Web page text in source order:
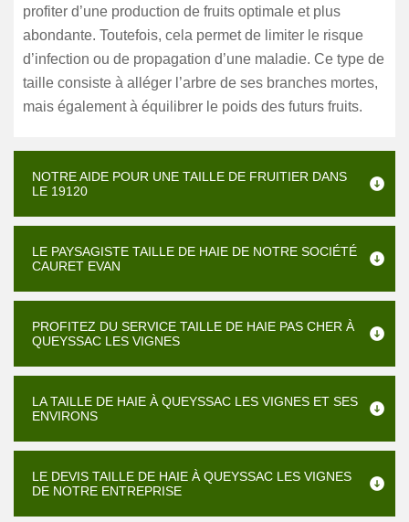
profiter d’une production de fruits optimale et plus
abondante. Toutefois, cela permet de limiter le risque
d’infection ou de propagation d’une maladie. Ce type de
taille consiste à alléger l’arbre de ses branches mortes,
mais également à équilibrer le poids des futurs fruits.
NOTRE AIDE POUR UNE TAILLE DE FRUITIER DANS
LE 19120
LE PAYSAGISTE TAILLE DE HAIE DE NOTRE SOCIÉTÉ
CAURET EVAN
PROFITEZ DU SERVICE TAILLE DE HAIE PAS CHER À
QUEYSSAC LES VIGNES
LA TAILLE DE HAIE À QUEYSSAC LES VIGNES ET SES
ENVIRONS
LE DEVIS TAILLE DE HAIE À QUEYSSAC LES VIGNES
DE NOTRE ENTREPRISE